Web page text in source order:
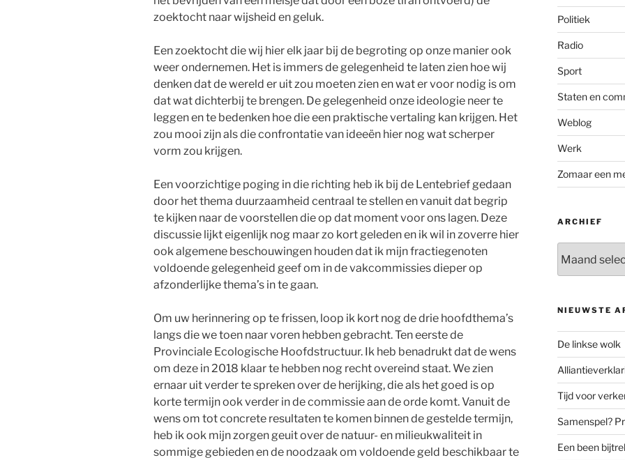
zoektocht naar wijsheid en geluk.
Een zoektocht die wij hier elk jaar bij de begroting op onze manier ook
weer ondernemen. Het is immers de gelegenheid te laten zien hoe wij
denken dat de wereld er uit zou moeten zien en wat er voor nodig is om
dat wat dichterbij te brengen. De gelegenheid onze ideologie neer te
leggen en te bedenken hoe die een praktische vertaling kan krijgen. Het
zou mooi zijn als die confrontatie van ideeën hier nog wat scherper
vorm zou krijgen.
Een voorzichtige poging in die richting heb ik bij de Lentebrief gedaan
door het thema duurzaamheid centraal te stellen en vanuit dat begrip
te kijken naar de voorstellen die op dat moment voor ons lagen. Deze
discussie lijkt eigenlijk nog maar zo kort geleden en ik wil in zoverre hier
ook algemene beschouwingen houden dat ik mijn fractiegenoten
voldoende gelegenheid geef om in de vakcommissies dieper op
afzonderlijke thema’s in te gaan.
Om uw herinnering op te frissen, loop ik kort nog de drie hoofdthema’s
langs die we toen naar voren hebben gebracht. Ten eerste de
Provinciale Ecologische Hoofdstructuur. Ik heb benadrukt dat de wens
om deze in 2018 klaar te hebben nog recht overeind staat. We zien
ernaar uit verder te spreken over de herijking, die als het goed is op
korte termijn ook verder in de commissie aan de orde komt. Vanuit de
wens om tot concrete resultaten te komen binnen de gestelde termijn,
heb ik ook mijn zorgen geuit over de natuur- en milieukwaliteit in
sommige gebieden en de noodzaak om voldoende geld beschikbaar te
Politiek
Radio
Sport
Staten en
Weblog
Werk
Zomaar een
ARCHIEF
NIEUWSTE
De linkse wolk
Tijd voor
Samenspel?
Een been